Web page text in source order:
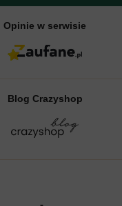
Opinie w serwisie
Blog Crazyshop